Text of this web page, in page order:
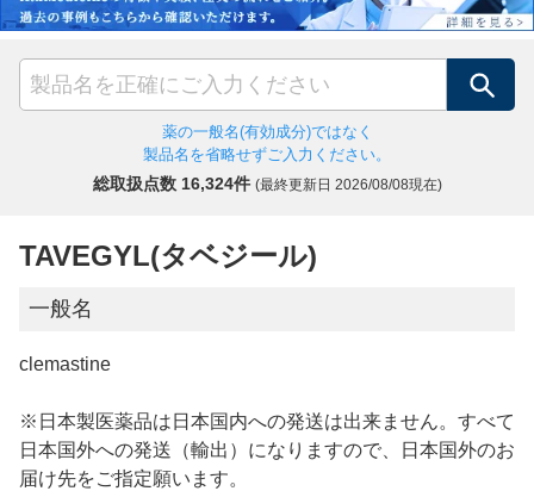
検索
薬の一般名(有効成分)ではなく
製品名を省略せずご入力ください。
総取扱点数 16,324件 (最終更新日 2026/08/08現在)
TAVEGYL(タベジール)
一般名
clemastine
※日本製医薬品は日本国内への発送は出来ません。すべて
日本国外への発送（輸出）になりますので、日本国外のお
届け先をご指定願います。